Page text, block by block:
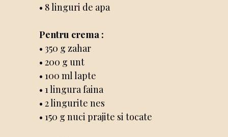
• 8 linguri de apa
Pentru crema :
• 350 g zahar
• 200 g unt
• 100 ml lapte
• 1 lingura faina
• 2 lingurite nes
• 150 g nuci prajite si tocate